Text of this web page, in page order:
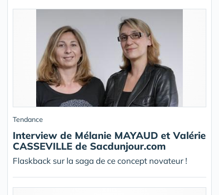
Tendance
Interview de Mélanie MAYAUD et Valérie
CASSEVILLE de Sacdunjour.com
Flaskback sur la saga de ce concept novateur !